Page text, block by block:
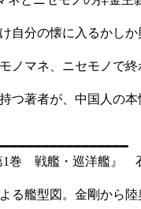
自分の懐に入るかし
ノマネ、ニセモノで
つ著者が、中国人の
1巻 戦艦・巡洋艦』
る艦型図。金剛から